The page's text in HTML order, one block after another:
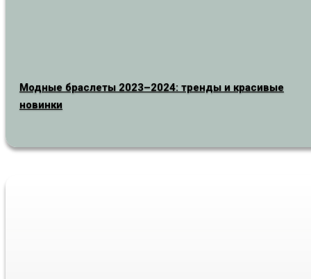
Модные браслеты 2023–2024: тренды и красивые
новинки